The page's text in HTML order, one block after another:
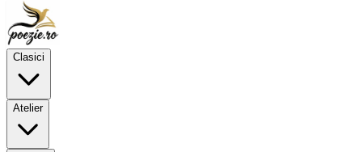
Clasici
Atelier